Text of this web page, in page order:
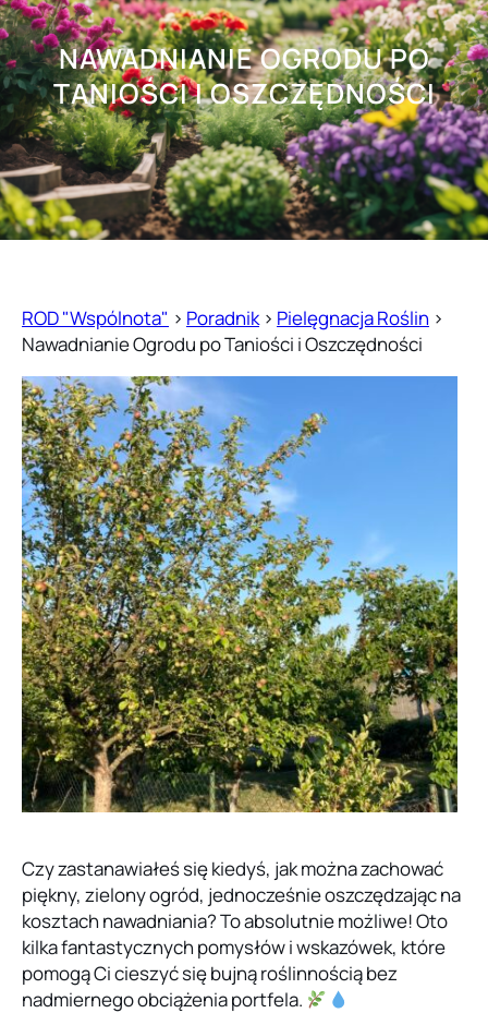
NAWADNIANIE OGRODU PO
TANIOŚCI I OSZCZĘDNOŚCI
ROD "Wspólnota" > Poradnik> Pielęgnacja Roślin >
Nawadnianie Ogrodu po Taniości i Oszczędności
Czy zastanawiałeś się kiedyś, jak można zachować
piękny, zielony ogród, jednocześnie oszczędzając na
kosztach nawadniania? To absolutnie możliwe! Oto
kilka fantastycznych pomysłów i wskazówek, które
pomogą Ci cieszyć się bujną roślinnością bez
nadmiernego obciążenia portfela.